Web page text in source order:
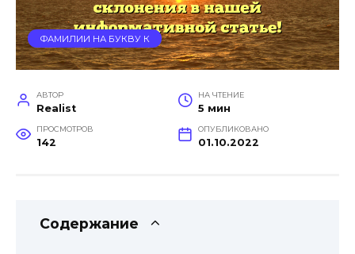
ФАМИЛИИ НА БУКВУ К
АВТОР
Realist
НА ЧТЕНИЕ
5 мин
ПРОСМОТРОВ
142
ОПУБЛИКОВАНО
01.10.2022
Содержание